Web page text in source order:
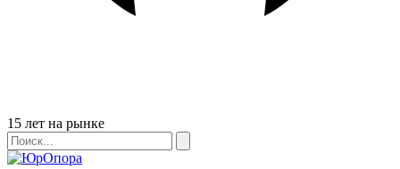
Бейдж
15 лет на рынке
Поиск
Поиск